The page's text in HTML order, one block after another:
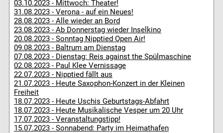
03.10.2023 - Mittwoch: Theater!
31.08.2023 - Verona - auf ein Neues!
28.08.2023 - Alle wieder an Bord
23.08.2023 - Ab Donnerstag wieder Inselkino
20.08.2023 - Sonntag Nipptied Open Air!
09.08.2023 - Baltrum am Dienstag
07.08.2023 - Dienstag: Reis against the Spülmaschine
02.08.2023 - Paul Klee Vernissage
22.07.2023 - Nipptied fällt aus
21.07.2023 - Heute Saxophon-Konzert in der Kleinen
Freiheit
18.07.2023 - Heute Uschis Geburtstags-Abfahrt
18.07.2023 - Heute Musikalische Vesper um 20 Uhr
17.07.2023 - Veranstaltungstipp!
15.07.2023 - Sonnabend: Party im Heimathafen